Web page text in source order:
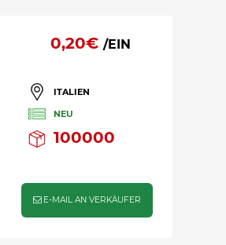
0,20€ /EIN
ITALIEN
NEU
100000
E-MAIL AN VERKÄUFER